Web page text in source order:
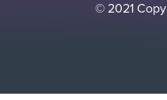
© 2021